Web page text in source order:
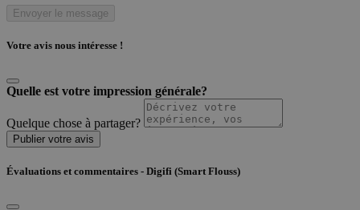
Envoyer le message
Votre avis nous intéresse !
Quelle est votre impression générale?
Quelque chose à partager?
Publier votre avis
Évaluations et commentaires - Digifi (Smart Flouss)